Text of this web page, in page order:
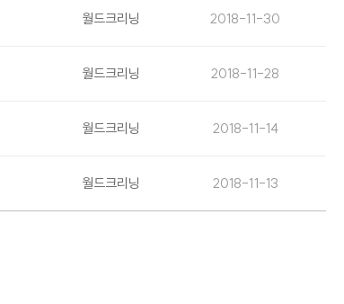
월드크리닝 2018-11-30
월드크리닝 2018-11-28
월드크리닝 2018-11-14
월드크리닝 2018-11-13